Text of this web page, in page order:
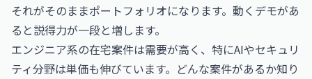
それがそのままポートフォリオになります。動くデモがあ
ると説得力が一段と増します。
エンジニア系の在宅案件は需要が高く、特にAIやセキュリ
ティ分野は単価も伸びています。どんな案件があるか知り